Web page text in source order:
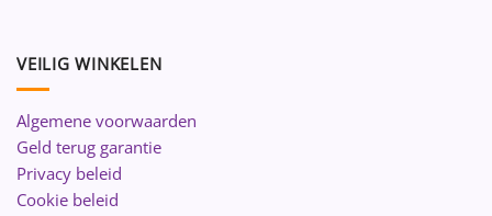
VEILIG WINKELEN
Algemene voorwaarden
Geld terug garantie
Privacy beleid
Cookie beleid